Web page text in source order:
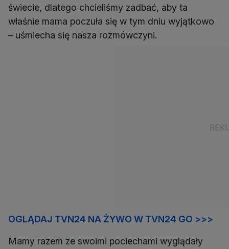
świecie, dlatego chcieliśmy zadbać, aby ta
właśnie mama poczuła się w tym dniu wyjątkowo
– uśmiecha się nasza rozmówczyni.
OGLĄDAJ TVN24 NA ŻYWO W TVN24 GO >>>
Mamy razem ze swoimi pociechami wyglądały